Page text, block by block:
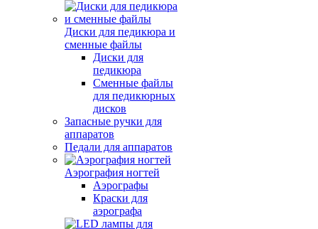
Диски для педикюра и
сменные файлы
Диски для
педикюра
Сменные файлы
для педикюрных
дисков
Запасные ручки для
аппаратов
Педали для аппаратов
Аэрография ногтей
Аэрографы
Краски для
аэрографа